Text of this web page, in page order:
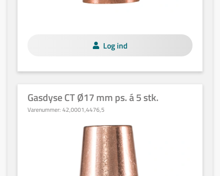
Log ind
Gasdyse CT Ø17 mm ps. á 5 stk.
Varenummer: 42,0001,4476,5